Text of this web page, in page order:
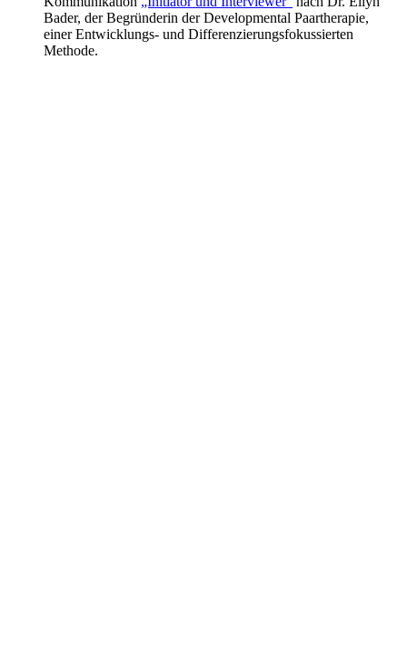
Bader, der Begründerin der Developmental Paartherapie,
einer Entwicklungs- und Differenzierungsfokussierten
Methode.